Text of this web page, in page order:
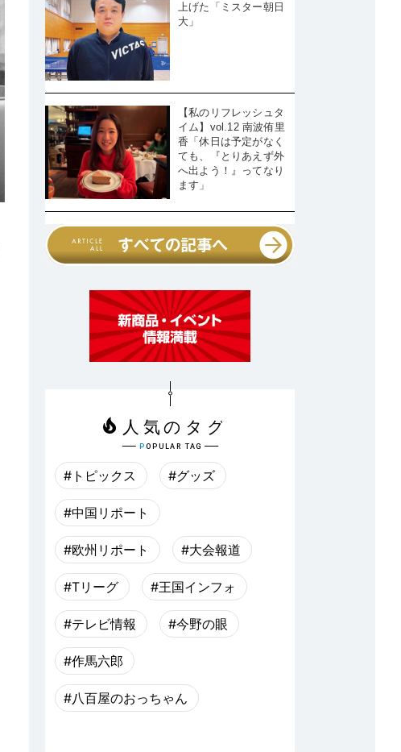
上げた「ミスター朝日
大」
【私のリフレッシュタ
イム】vol.12 南波侑里
香「休日は予定がなく
ても、『とりあえず外
へ出よう！』ってなり
ます」
#トピックス #グッズ
#中国リポート
#欧州リポート #大会報道
#Tリーグ #王国インフォ
#テレビ情報 #今野の眼
#作馬六郎
#八百屋のおっちゃん